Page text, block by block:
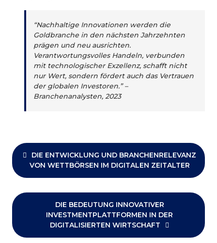
“Nachhaltige Innovationen werden die
Goldbranche in den nächsten Jahrzehnten
prägen und neu ausrichten.
Verantwortungsvolles Handeln, verbunden
mit technologischer Exzellenz, schafft nicht
nur Wert, sondern fördert auch das Vertrauen
der globalen Investoren.” –
Branchenanalysten, 2023
Post
navigation
DIE ENTWICKLUNG UND BRANCHENRELEVANZ
VON WETTBÖRSEN IM DIGITALEN ZEITALTER
DIE BEDEUTUNG INNOVATIVER
INVESTMENTPLATTFORMEN IN DER
DIGITALISIERTEN WIRTSCHAFT